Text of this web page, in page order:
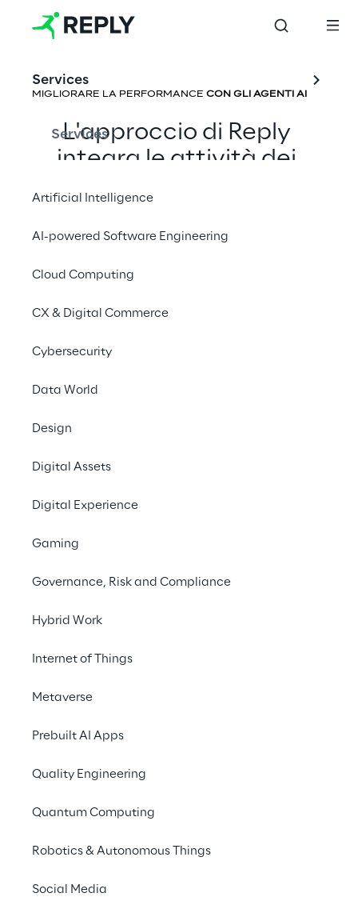
Services
Services
Artificial Intelligence
AI-powered Software Engineering
Cloud Computing
CX & Digital Commerce
Cybersecurity
Data World
Design
Digital Assets
Digital Experience
Gaming
Governance, Risk and Compliance
Hybrid Work
Internet of Things
Metaverse
Prebuilt AI Apps
Quality Engineering
Quantum Computing
Robotics & Autonomous Things
Social Media
MIGLIORARE LA PERFORMANCE CON GLI AGENTI AI
L'approccio di Reply
integra le attività dei
layer unico, per
semplificare i flussi di
lavoro e fornire
reale per i client advisor e
i manager. Agenti AI
ottimizzare le operazioni
interagendo con i client
advisor tramite
unificata.
Adottare un'architettura multi-agente
L'adoption della rete
Un unico strato
architetturale per